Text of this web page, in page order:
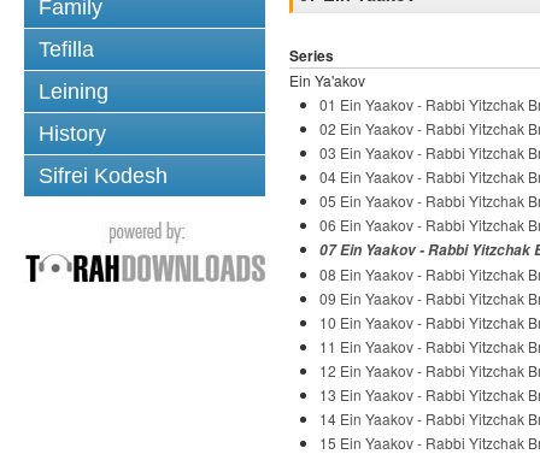
Family
Tefilla
Leining
History
Sifrei Kodesh
Series
Ein Ya'akov
01 Ein Yaakov - Rabbi Yitzchak
02 Ein Yaakov - Rabbi Yitzchak
03 Ein Yaakov - Rabbi Yitzchak
04 Ein Yaakov - Rabbi Yitzchak
05 Ein Yaakov - Rabbi Yitzchak
06 Ein Yaakov - Rabbi Yitzchak
07 Ein Yaakov - Rabbi Yitzchak
08 Ein Yaakov - Rabbi Yitzchak
09 Ein Yaakov - Rabbi Yitzchak
10 Ein Yaakov - Rabbi Yitzchak
11 Ein Yaakov - Rabbi Yitzchak
12 Ein Yaakov - Rabbi Yitzchak
13 Ein Yaakov - Rabbi Yitzchak
14 Ein Yaakov - Rabbi Yitzchak
15 Ein Yaakov - Rabbi Yitzchak